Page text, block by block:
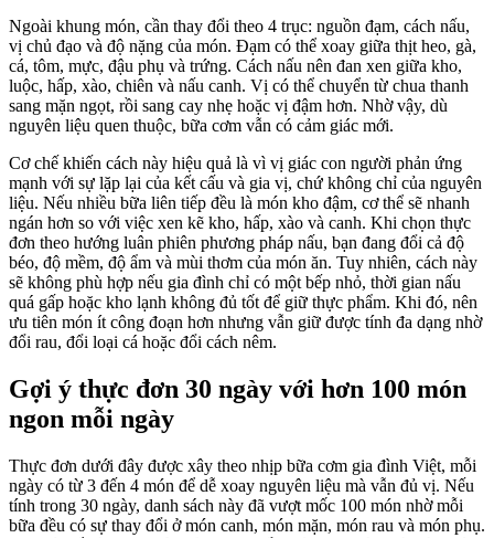
Ngoài khung món, cần thay đổi theo 4 trục: nguồn đạm, cách nấu,
vị chủ đạo và độ nặng của món. Đạm có thể xoay giữa thịt heo, gà,
cá, tôm, mực, đậu phụ và trứng. Cách nấu nên đan xen giữa kho,
luộc, hấp, xào, chiên và nấu canh. Vị có thể chuyển từ chua thanh
sang mặn ngọt, rồi sang cay nhẹ hoặc vị đậm hơn. Nhờ vậy, dù
nguyên liệu quen thuộc, bữa cơm vẫn có cảm giác mới.
Cơ chế khiến cách này hiệu quả là vì vị giác con người phản ứng
mạnh với sự lặp lại của kết cấu và gia vị, chứ không chỉ của nguyên
liệu. Nếu nhiều bữa liên tiếp đều là món kho đậm, cơ thể sẽ nhanh
ngán hơn so với việc xen kẽ kho, hấp, xào và canh. Khi chọn thực
đơn theo hướng luân phiên phương pháp nấu, bạn đang đổi cả độ
béo, độ mềm, độ ẩm và mùi thơm của món ăn. Tuy nhiên, cách này
sẽ không phù hợp nếu gia đình chỉ có một bếp nhỏ, thời gian nấu
quá gấp hoặc kho lạnh không đủ tốt để giữ thực phẩm. Khi đó, nên
ưu tiên món ít công đoạn hơn nhưng vẫn giữ được tính đa dạng nhờ
đổi rau, đổi loại cá hoặc đổi cách nêm.
Gợi ý thực đơn 30 ngày với hơn 100 món
ngon mỗi ngày
Thực đơn dưới đây được xây theo nhịp bữa cơm gia đình Việt, mỗi
ngày có từ 3 đến 4 món để dễ xoay nguyên liệu mà vẫn đủ vị. Nếu
tính trong 30 ngày, danh sách này đã vượt mốc 100 món nhờ mỗi
bữa đều có sự thay đổi ở món canh, món mặn, món rau và món phụ.